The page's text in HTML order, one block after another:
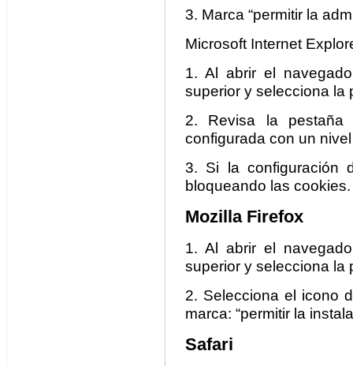
3. Marca “permitir la
Microsoft Internet
1. Al abrir el
superior y selecciona la
2. Revisa la pestaña
configurada con un
3. Si la configuración
bloqueando las cookies.
Mozilla Firefox
1. Al abrir el
superior y selecciona la
2. Selecciona el icono
marca: “permitir la
Safari